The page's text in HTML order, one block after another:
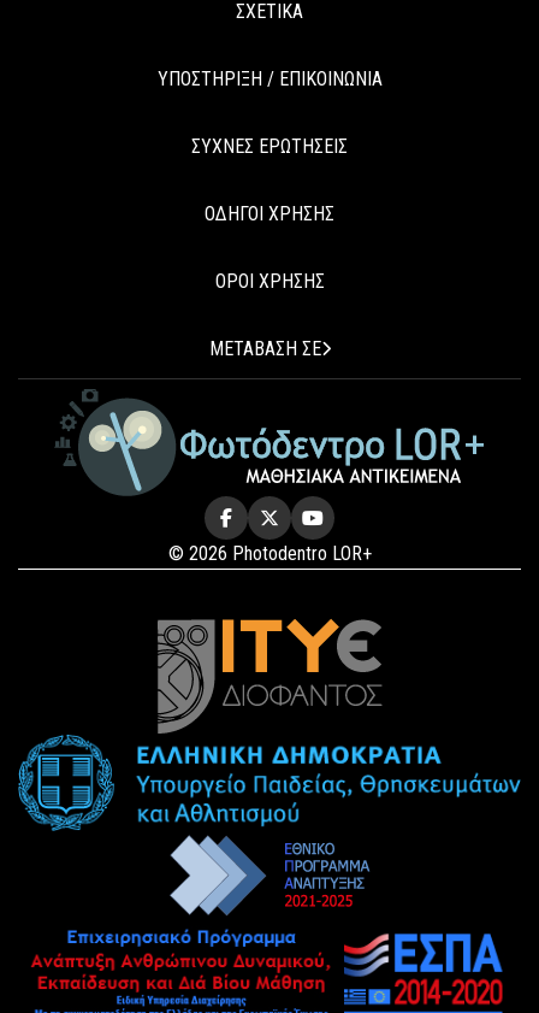
ΣΧΕΤΙΚΑ
ΥΠΟΣΤΗΡΙΞΗ / ΕΠΙΚΟΙΝΩΝΙΑ
ΣΥΧΝΕΣ ΕΡΩΤΗΣΕΙΣ
ΟΔΗΓΟΙ ΧΡΗΣΗΣ
ΟΡΟΙ ΧΡΗΣΗΣ
ΜΕΤΑΒΑΣΗ ΣΕ
© 2026 Photodentro LOR+